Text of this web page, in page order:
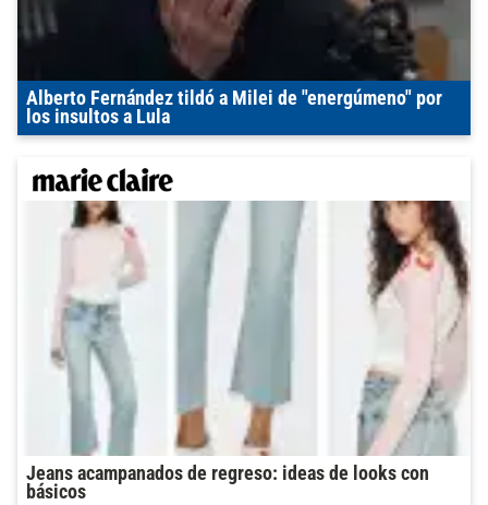
Alberto Fernández tildó a Milei de "energúmeno" por
los insultos a Lula
Jeans acampanados de regreso: ideas de looks con
básicos